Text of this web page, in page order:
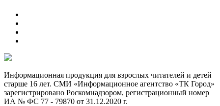
Информационная продукция для взрослых читателей и детей
старше 16 лет. СМИ «Информационное агентство «ТК Город»
зарегистрировано Роскомнадзором, регистрационный номер
ИА № ФС 77 - 79870 от 31.12.2020 г.